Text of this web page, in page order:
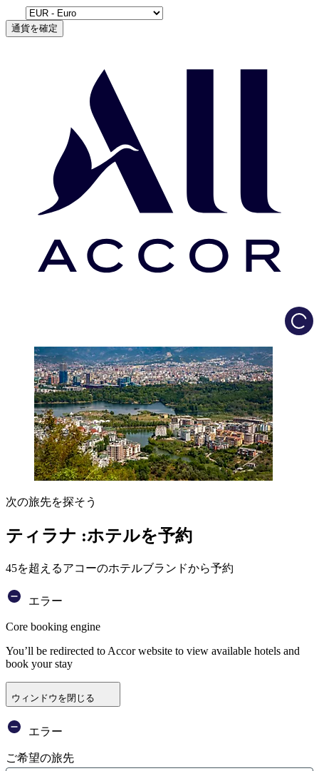
通貨を確定
次の旅先を探そう
ティラナ :ホテルを予約
45を超えるアコーのホテルブランドから予約
エラー
Core booking engine
You’ll be redirected to Accor website to view available hotels and
book your stay
ウィンドウを閉じる
エラー
ご希望の旅先